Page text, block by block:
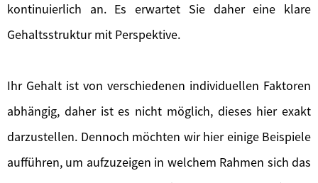
kontinuierlich an. Es erwartet Sie daher eine klare
Gehaltsstruktur mit Perspektive.
Ihr Gehalt ist von verschiedenen individuellen Faktoren
abhängig, daher ist es nicht möglich, dieses hier exakt
darzustellen. Dennoch möchten wir hier einige Beispiele
aufführen, um aufzuzeigen in welchem Rahmen sich das